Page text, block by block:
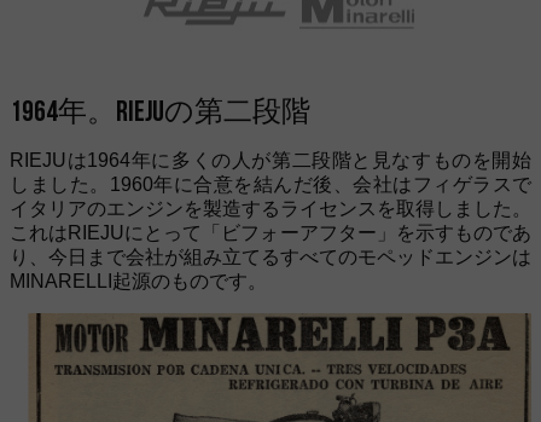
1964年。RIEJUの第二段階
RIEJUは1964年に多くの人が第二段階と見なすものを開始
しました。1960年に合意を結んだ後、会社はフィゲラスで
イタリアのエンジンを製造するライセンスを取得しました。
これはRIEJUにとって「ビフォーアフター」を示すものであ
り、今日まで会社が組み立てるすべてのモペッドエンジンは
MINARELLI起源のものです。